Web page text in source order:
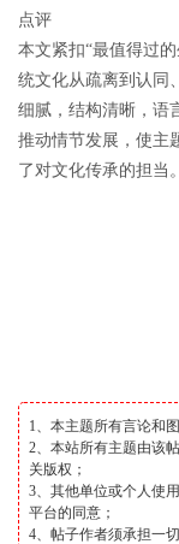
点评
本文紧扣“最值得过
统文化从疏离到认同
细腻，结构清晰，语
推动情节发展，使主
了对文化传承的担当。
1、本主题所有言论和
2、本站所有主题由该
关版权；
3、其他单位或个人使
平台的同意；
4、帖子作者须承担一